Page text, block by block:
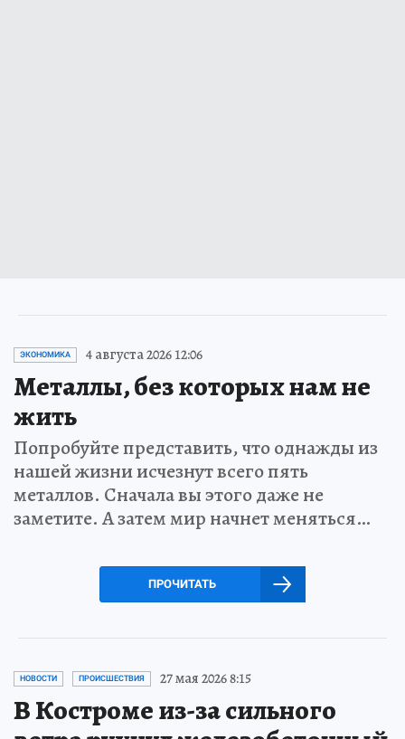
ЭКОНОМИКА 4 августа 2026 12:06
Металлы, без которых нам не
жить
Попробуйте представить, что однажды из
нашей жизни исчезнут всего пять
металлов. Сначала вы этого даже не
заметите. А затем мир начнет меняться…
ПРОЧИТАТЬ
НОВОСТИ ПРОИСШЕСТВИЯ 27 мая 2026 8:15
В Костроме из-за сильного